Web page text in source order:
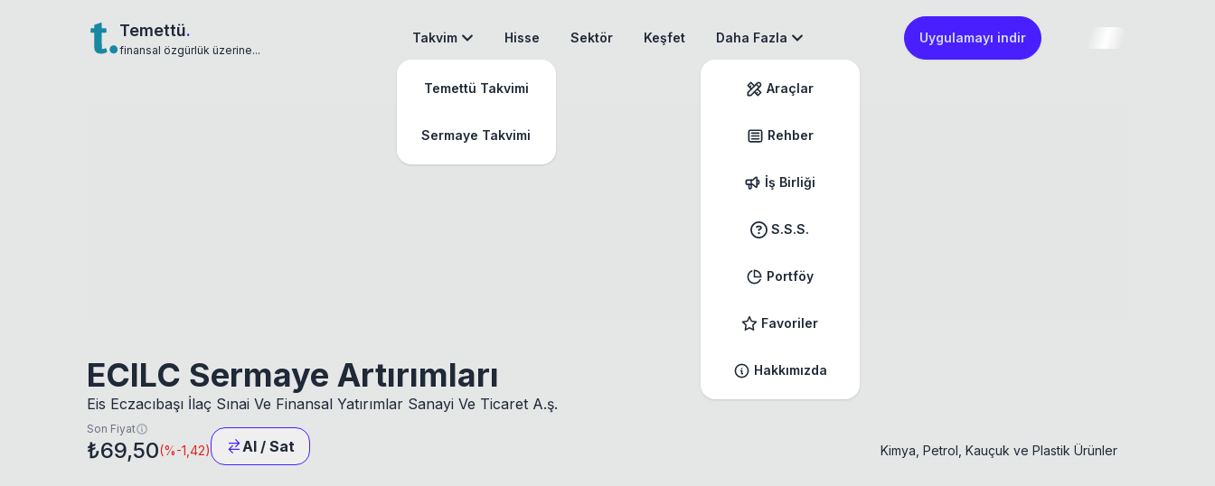
Temettü.
finansal özgürlük üzerine...
Takvim
Temettü Takvimi
Sermaye Takvimi
Hisse Sektör Keşfet Daha Fazla
Araçlar
Rehber
İş Birliği
S.S.S.
Portföy
Favoriler
Hakkımızda
Uygulamayı indir
ECILC Sermaye Artırımları
Eis Eczacıbaşı İlaç Sınai Ve Finansal Yatırımlar Sanayi Ve Ticaret A.ş.
Son Fiyat
₺69,50(%-1,42) Al / Sat Kimya, Petrol, Kauçuk ve Plastik Ürünler